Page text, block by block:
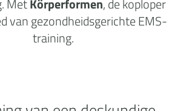
van gezondheidsgerichte EMS-
training.